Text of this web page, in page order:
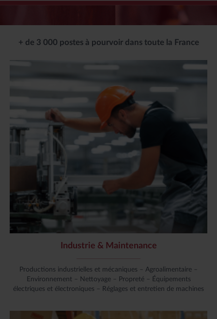
+ de 3 000 postes à pourvoir dans toute la France
Industrie & Maintenance
Productions industrielles et mécaniques – Agroalimentaire –
Environnement – Nettoyage – Propreté – Équipements
électriques et électroniques – Réglages et entretien de machines